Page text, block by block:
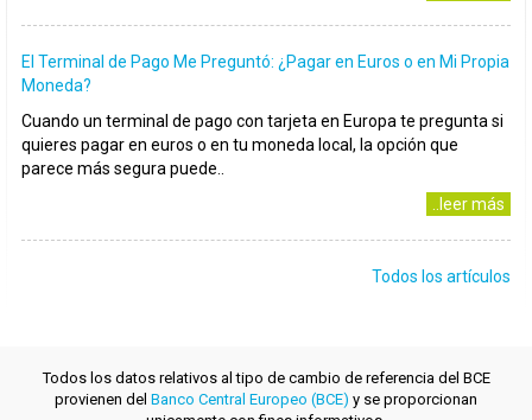
El Terminal de Pago Me Preguntó: ¿Pagar en Euros o en Mi Propia
Moneda?
Cuando un terminal de pago con tarjeta en Europa te pregunta si
quieres pagar en euros o en tu moneda local, la opción que
parece más segura puede..
..leer más
Todos los artículos
Todos los datos relativos al tipo de cambio de referencia del BCE
provienen del Banco Central Europeo (BCE) y se proporcionan